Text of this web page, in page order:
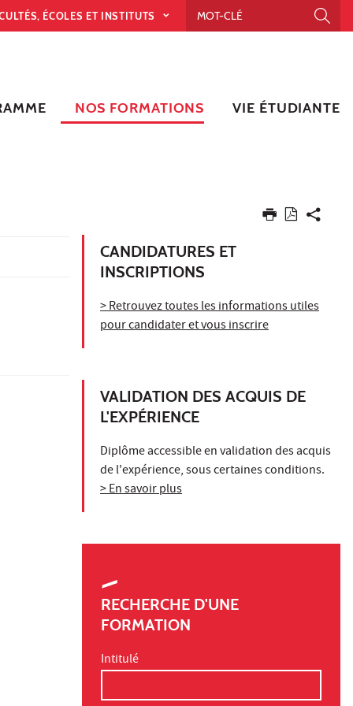
ÉCOLES ET INSTITUTS
NOS FORMATIONS VIE ÉTUDIANTE
CANDIDATURES ET
INSCRIPTIONS
> Retrouvez toutes les informations utiles
pour candidater et vous inscrire
VALIDATION DES ACQUIS DE
L'EXPÉRIENCE
Diplôme accessible en validation des acquis
de l'expérience, sous certaines conditions.
> En savoir plus
RECHERCHE D'UNE
FORMATION
Intitulé